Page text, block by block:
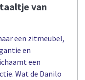
van
een zitmeubel,
en
een
Wat de Danilo